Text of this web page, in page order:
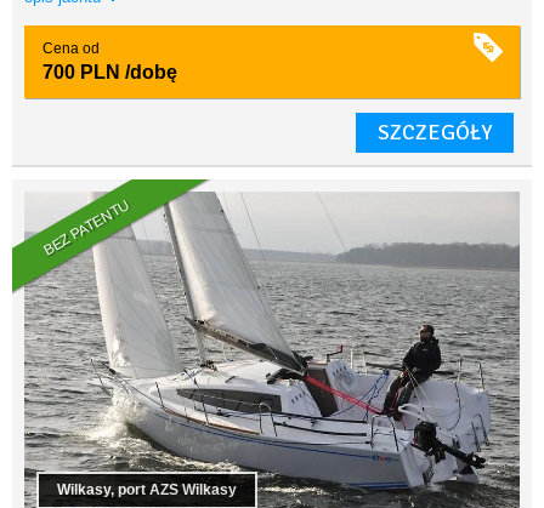
Cena od
700 PLN /dobę
SZCZEGÓŁY
BEZ PATENTU
Wilkasy, port AZS Wilkasy